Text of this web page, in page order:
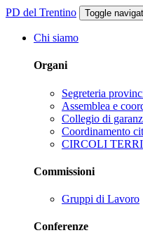
PD del Trentino Toggle
Chi siamo
Organi
Segreteria
Assemblea e
Collegio di
Coordinamento
CIRCOLI
Commissioni
Gruppi di Lavoro
Conferenze